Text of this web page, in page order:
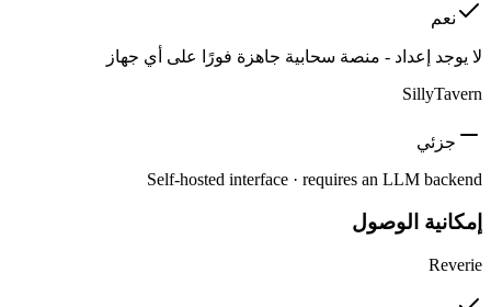
نعم
لا يوجد إعداد - منصة سحابية جاهزة فورًا على أي جهاز
SillyTavern
جزئي
Self-hosted interface · requires an LLM backend
إمكانية الوصول
Reverie